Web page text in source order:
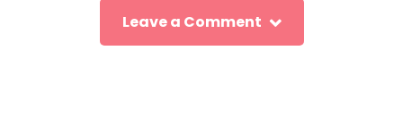
Leave a Comment